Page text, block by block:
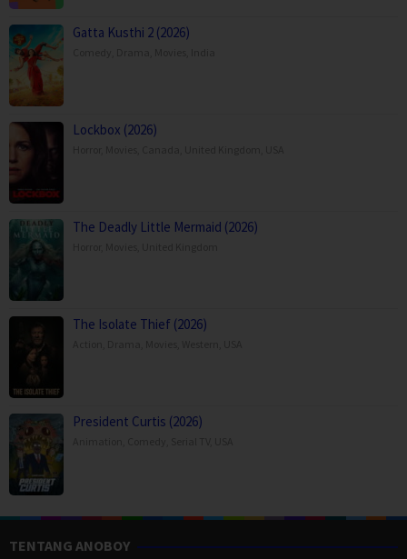
Gatta Kusthi 2 (2026)
Lockbox (2026)
The Deadly Little Mermaid (2026)
The Isolate Thief (2026)
President Curtis (2026)
TENTANG ANOBOY